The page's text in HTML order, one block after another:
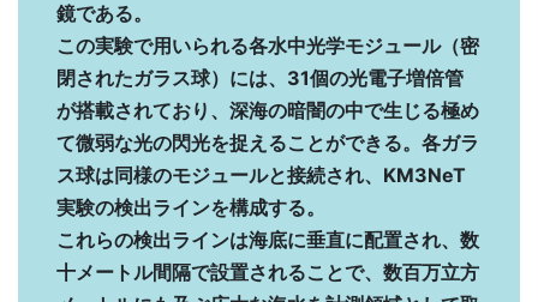
鏡である。
この実験で用いられる各水中光学モジュール（密
閉されたガラス球）には、31個の光電子増倍管
が搭載されており、深海の暗闇の中で生じる極め
て微弱な光の閃光を捉えることができる。各ガラ
ス球は同様のモジュールと接続され、KM3NeT
実験の検出ラインを構成する。
これらの検出ラインは海底に垂直に配置され、数
十メートル間隔で設置されることで、数百万立方